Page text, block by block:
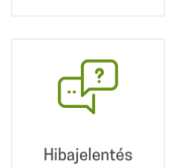
Hibajelentés
Hibajelentés